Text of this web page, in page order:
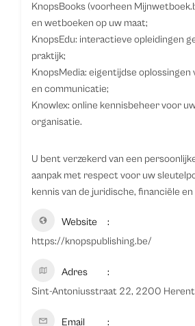
KnopsBooks (voorheen
en wetboeken op uw maat;
KnopsEdu: interactieve opleidingen
praktijk;
KnopsMedia: eigentijdse
en communicatie;
Knowlex: online kennisbeheer voor
organisatie.
U bent verzekerd van een
aanpak met respect voor uw
kennis van de juridische, financiële
Website
https://knopspublishing.be/
Adres
Sint-Antoniusstraat 22, 2200
Email